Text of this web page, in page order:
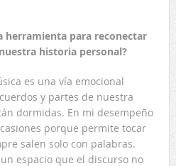
herramienta para reconectar
historia personal?
es una vía emocional
y partes de nuestra
dormidas. En mi desempeño
porque permite tocar
salen solo con palabras.
espacio que el discurso no